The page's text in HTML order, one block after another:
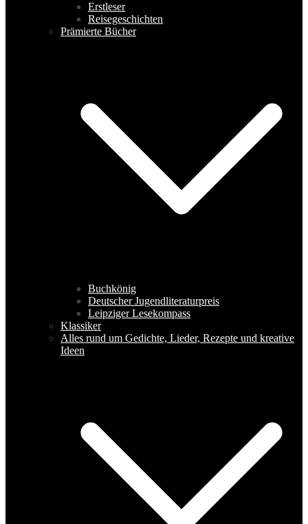
Erstleser
Reisegeschichten
Prämierte Bücher
Buchkönig
Deutscher Jugendliteraturpreis
Leipziger Lesekompass
Klassiker
Alles rund um Gedichte, Lieder, Rezepte und kreative
Ideen